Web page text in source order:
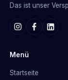
Das ist unser
Menü
Startseite